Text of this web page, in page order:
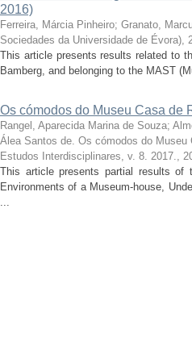
2016)
Ferreira, Márcia Pinheiro; Granato,
Sociedades da Universidade de Évora),
This article presents results related to
Bamberg, and belonging to the MAST
Os cómodos do Museu Casa de
Rangel, Aparecida Marina de Souza;
Álea Santos de. Os cómodos do
Estudos Interdisciplinares, v. 8. 2017.,
This article presents partial results of
Environments of a Museum-house,
...